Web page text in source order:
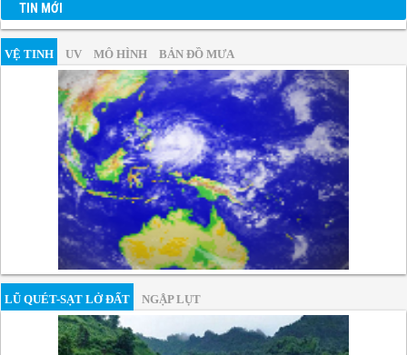
TIN MỚI
VỆ TINH UV MÔ HÌNH BẢN ĐỒ MƯA
LŨ QUÉT-SẠT LỞ ĐẤT NGẬP LỤT